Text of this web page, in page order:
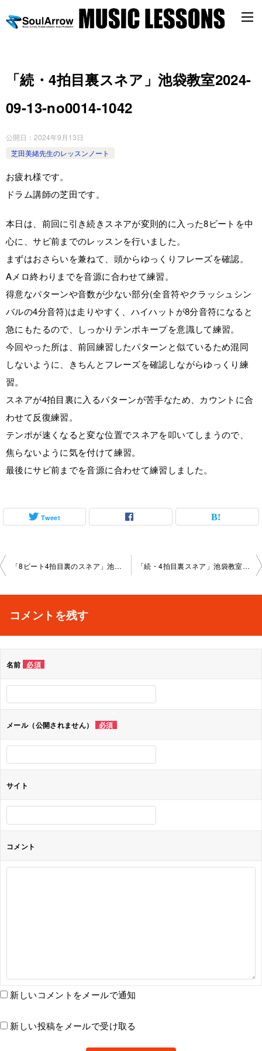
「続・4拍目裏スネア」池袋教室2024-
09-13-no0014-1042
公開日： 2024年9月13日
芝田美緒先生のレッスンノート
お疲れ様です。
ドラム講師の芝田です。
本日は、前回に引き続きスネアが変則的に入った8ビートを中
心に、サビ前までのレッスンを行いました。
まずはおさらいを兼ねて、頭からゆっくりフレーズを確認。
Aメロ終わりまでを音源に合わせて練習。
得意なパターンや音数が少ない部分(全音符やクラッシュシン
バルの4分音符)は走りやすく、ハイハットが8分音符になると
急にもたるので、しっかりテンポキープを意識して練習。
今回やった所は、前回練習したパターンと似ているため混同
しないように、きちんとフレーズを確認しながらゆっくり練
習。
スネアが4拍目裏に入るパターンが苦手なため、カウントに合
わせて反復練習。
テンポが速くなると変な位置でスネアを叩いてしまうので、
焦らないように気を付けて練習。
最後にサビ前までを音源に合わせて練習しました。
Tweet
投
ビ
シ
ョ
ン
「8ビート4拍目裏のスネア」池袋教室2024-08-21-no0014-1042 「続・4拍目裏スネア」池袋教室2024-09-26-no0014-1042
コメントを残す
名前 必須
メール（公開されません） 必須
サイト
コメント
新しいコメントをメールで通知
新しい投稿をメールで受け取る